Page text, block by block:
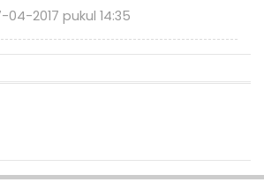
04-2017 pukul 14:35